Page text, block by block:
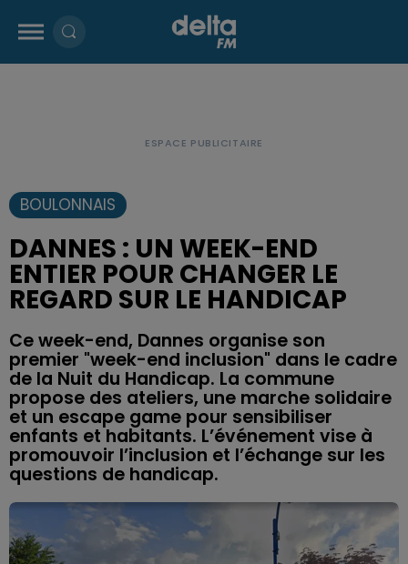
BOULONNAIS
DANNES : UN WEEK-END
ENTIER POUR CHANGER LE
REGARD SUR LE HANDICAP
Ce week-end, Dannes organise son
premier "week-end inclusion" dans le cadre
de la Nuit du Handicap. La commune
propose des ateliers, une marche solidaire
et un escape game pour sensibiliser
enfants et habitants. L’événement vise à
promouvoir l’inclusion et l’échange sur les
questions de handicap.